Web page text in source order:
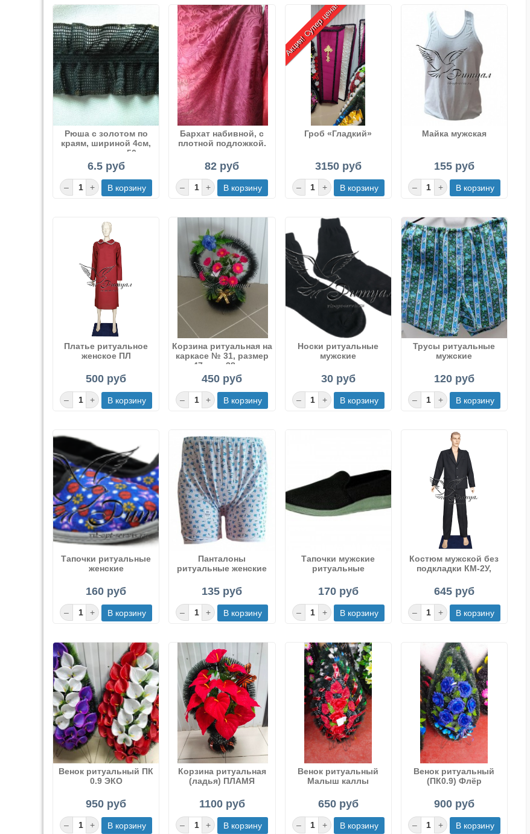
Рюша с золотом по
краям, шириной 4см,
упаковано по 50 м
6.5 руб
Бархат набивной, с
плотной подложкой.
82 руб
Акция! Супер цена!
Гроб «Гладкий»
3150 руб
Майка мужская
155 руб
Платье ритуальное
женское ПЛ
500 руб
Корзина ритуальная на
каркасе № 31, размер
47 см х 38 см.
450 руб
Носки ритуальные
мужские
30 руб
Трусы ритуальные
мужские
120 руб
Тапочки ритуальные
женские
160 руб
Панталоны
ритуальные женские
135 руб
Тапочки мужские
ритуальные
170 руб
Костюм мужской без
подкладки КМ-2У,
645 руб
Венок ритуальный ПК
0.9 ЭКО
950 руб
Корзина ритуальная
(ладья) ПЛАМЯ
1100 руб
Венок ритуальный
Малыш каллы
650 руб
Венок ритуальный
(ПК0.9) Флёр
900 руб